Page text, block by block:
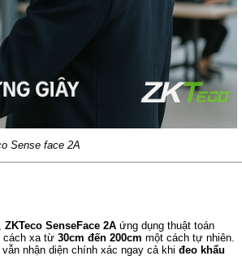
Sense face 2A
ZKTeco SenseFace 2Aứng dụng thuật toán
cách xa từ 30cm đến 200cm một cách tự nhiên.
nhận diện chính xác ngay cả khi đeo khẩu